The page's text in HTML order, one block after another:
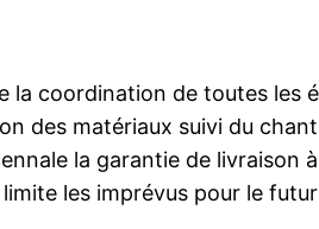
la coordination de toutes
des matériaux suivi du
la garantie de livraison
limite les imprévus pour le